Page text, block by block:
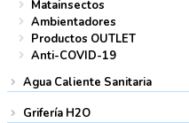
Matainsectos
Ambientadores
Productos OUTLET
Anti-COVID-19
Agua Caliente Sanitaria
Grifería H2O